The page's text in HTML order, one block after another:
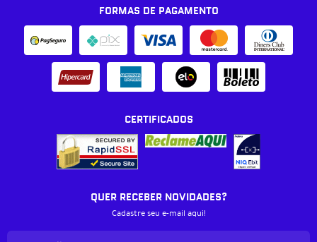
FORMAS DE PAGAMENTO
CERTIFICADOS
QUER RECEBER NOVIDADES?
Cadastre seu e-mail aqui!